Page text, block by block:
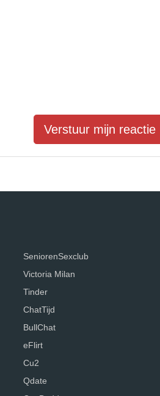
Verstuur mijn reactie
SeniorenSexclub
Victoria Milan
Tinder
ChatTijd
BullChat
eFlirt
Cu2
Qdate